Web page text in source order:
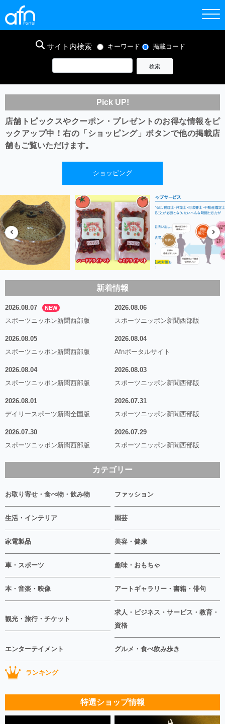
サイト内検索 キーワード 掲載コード
Pick UP!
店舗トピックスやクーポン・プレゼントのお得な情報をピ
ックアップ中！右の「ショッピング」ボタンで他の掲載店
舗もご覧いただけます。
ショッピング
新着情報
2026.08.07 NEW
スポーツニッポン新聞西部版
2026.08.06
スポーツニッポン新聞西部版
2026.08.05
スポーツニッポン新聞西部版
2026.08.04
Afnポータルサイト
2026.08.04
スポーツニッポン新聞西部版
2026.08.03
スポーツニッポン新聞西部版
2026.08.01
デイリースポーツ新聞全国版
2026.07.31
スポーツニッポン新聞西部版
2026.07.30
スポーツニッポン新聞西部版
2026.07.29
スポーツニッポン新聞西部版
カテゴリー
お取り寄せ・食べ物・飲み物 ファッション
生活・インテリア 園芸
家電製品 美容・健康
車・スポーツ 趣味・おもちゃ
本・音楽・映像 アートギャラリー・書籍・俳句
観光・旅行・チケット
求人・ビジネス・サービス・教育・
資格
エンターテイメント グルメ・食べ飲み歩き
ランキング
特選ショップ情報